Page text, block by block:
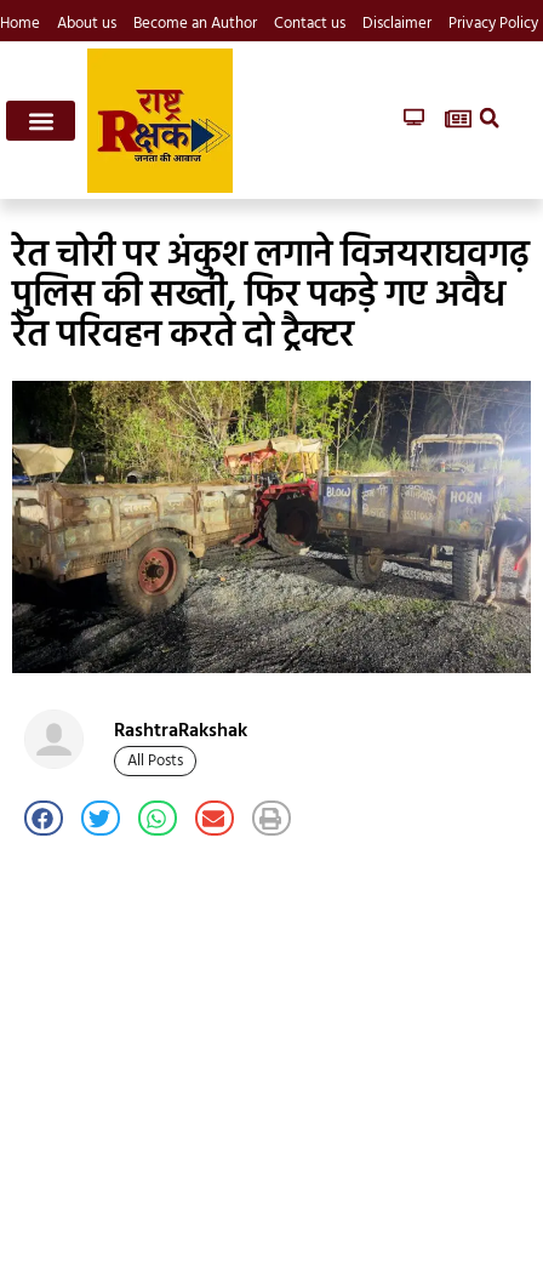
Home About us Become an Author Contact us Disclaimer Privacy Policy
रेत चोरी पर अंकुश लगाने विजयराघवगढ़
पुलिस की सख्ती, फिर पकड़े गए अवैध
रेत परिवहन करते दो ट्रैक्टर
RashtraRakshak
All Posts